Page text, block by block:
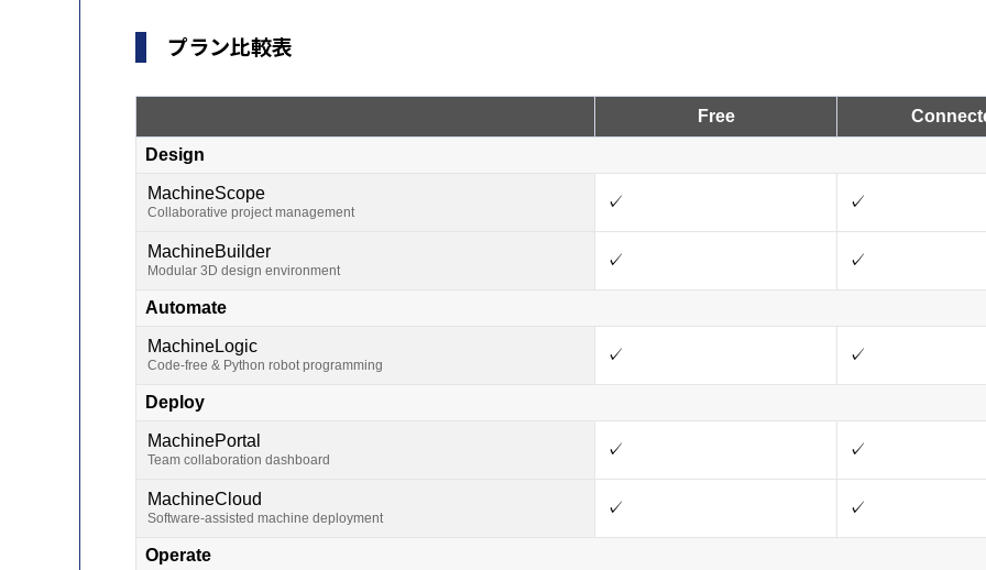
プラン比較表
Free
Design
MachineScope
Collaborative project management
✓ ✓
MachineBuilder
Modular 3D design environment
✓ ✓
Automate
MachineLogic
Code-free & Python robot programming
✓ ✓
Deploy
MachinePortal
Team collaboration dashboard
✓ ✓
MachineCloud
Software-assisted machine deployment
✓ ✓
Operate